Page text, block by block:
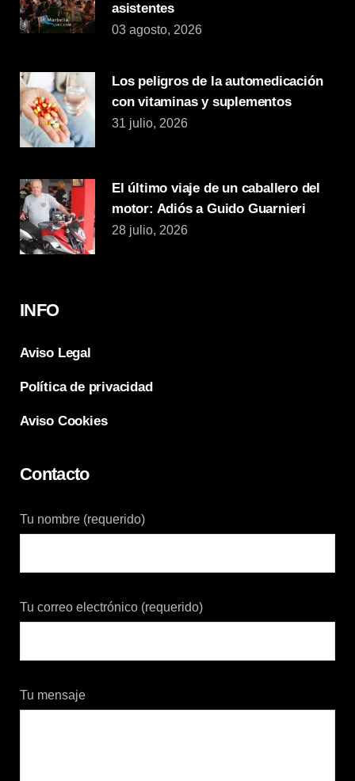
asistentes
03 agosto, 2026
Los peligros de la automedicación
con vitaminas y suplementos
31 julio, 2026
El último viaje de un caballero del
motor: Adiós a Guido Guarnieri
28 julio, 2026
INFO
Aviso Legal
Política de privacidad
Aviso Cookies
Contacto
Tu nombre (requerido)
Tu correo electrónico (requerido)
Tu mensaje